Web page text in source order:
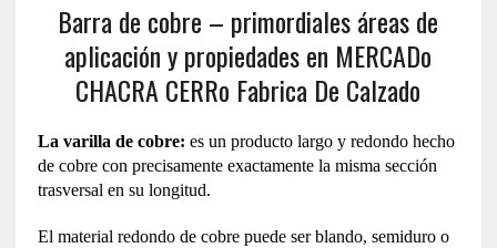
Barra de cobre – primordiales áreas de
aplicación y propiedades en MERCADo
CHACRA CERRo Fabrica De Calzado
La varilla de cobre: es un producto largo y redondo hecho
de cobre con precisamente exactamente la misma sección
trasversal en su longitud.
El material redondo de cobre puede ser blando, semiduro o